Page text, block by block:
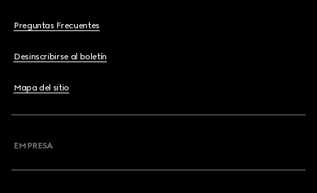
Preguntas Frecuentes
Desinscribirse al boletín
Mapa del sitio
EMPRESA